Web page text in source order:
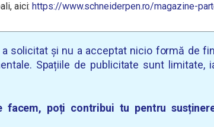
aici:https://www.schneiderpen.ro/magazine-
a solicitat și nu a acceptat nicio formă de
Spațiile de publicitate sunt limitate,
facem, poți contribui tu pentru